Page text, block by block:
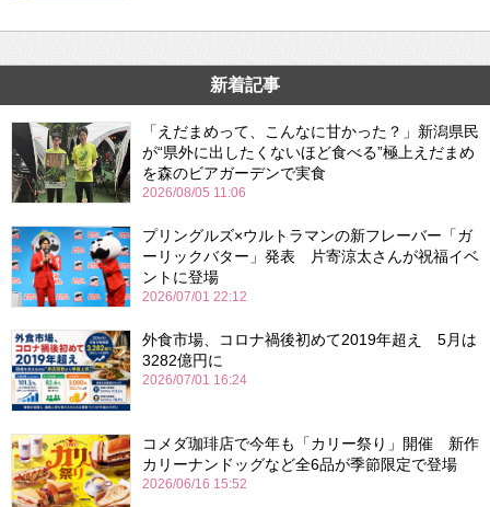
新着記事
「えだまめって、こんなに甘かった？」新潟県民
が“県外に出したくないほど食べる”極上えだまめ
を森のビアガーデンで実食
2026/08/05 11:06
プリングルズ×ウルトラマンの新フレーバー「ガ
ーリックバター」発表 片寄涼太さんが祝福イベ
ントに登場
2026/07/01 22:12
外食市場、コロナ禍後初めて2019年超え 5月は
3282億円に
2026/07/01 16:24
コメダ珈琲店で今年も「カリー祭り」開催 新作
カリーナンドッグなど全6品が季節限定で登場
2026/06/16 15:52